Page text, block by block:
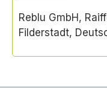
Reblu GmbH,
Filderstadt,